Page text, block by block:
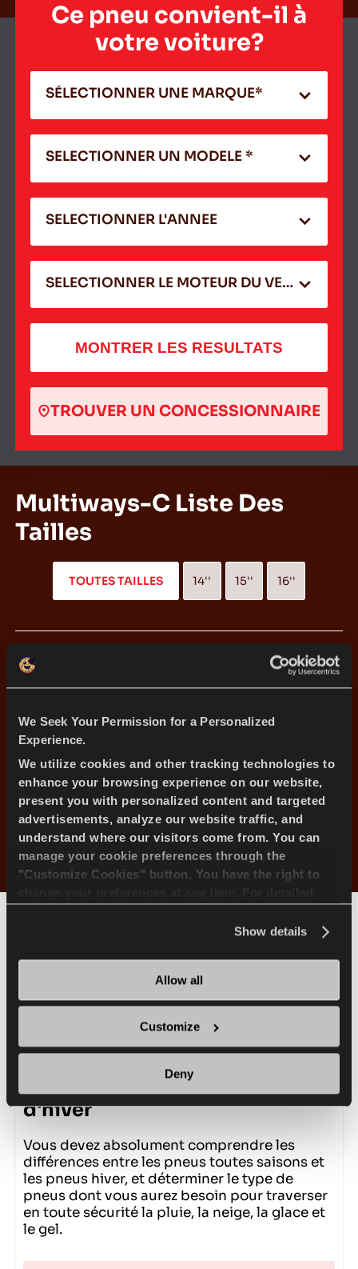
We Seek Your Permission for a Personalized
Experience.
We utilize cookies and other tracking technologies to
enhance your browsing experience on our website,
present you with personalized content and targeted
advertisements, analyze our website traffic, and
understand where our visitors come from. You can
manage your cookie preferences through the
"Customize Cookies" button. You have the right to
Show details
Allow all
Customize
Deny
Ce pneu convient-il à
votre voiture?
SÉLECTIONNER UNE MARQUE*
SELECTIONNER UN MODELE *
SELECTIONNER L'ANNEE
SELECTIONNER LE MOTEUR DU VEHICULE
MONTRER LES RESULTATS
TROUVER UN CONCESSIONNAIRE
Multiways-C Liste Des
Tailles
TOUTES TAILLES 14'' 15'' 16''
185/75R16C 104/102R
195/60R16C 99/97R
195/70R15C 104/102R
195/75R16C 107/105Q
205/75R16C 113/111Q
215/65R16C 109/107R
225/70R15C 112/110R
225/70R15C 116/114Q
Pneu toutes saisons et pneu
d'hiver
Vous devez absolument comprendre les
différences entre les pneus toutes saisons et
les pneus hiver, et déterminer le type de
pneus dont vous aurez besoin pour traverser
en toute sécurité la pluie, la neige, la glace et
le gel.